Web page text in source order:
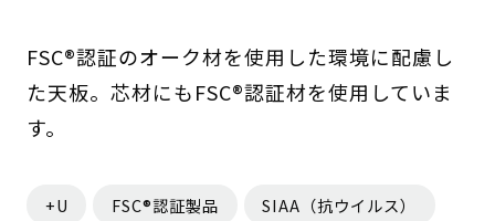
FSC®認証のオーク材を使用した環境に配慮し
た天板。芯材にもFSC®認証材を使用していま
す。
+U FSC®認証製品 SIAA（抗ウイルス）